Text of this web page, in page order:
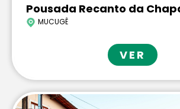
Pousada Recanto da
MUCUGÊ
VER